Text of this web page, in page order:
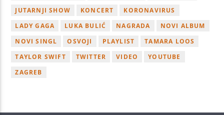
JUTARNJI SHOW
KONCERT
KORONAVIRUS
LADY GAGA
LUKA BULIĆ NAGRADA
NOVI ALBUM
NOVI SINGL
OSVOJI PLAYLIST
TAMARA LOOS
TAYLOR SWIFT
TWITTER VIDEO
YOUTUBE
ZAGREB